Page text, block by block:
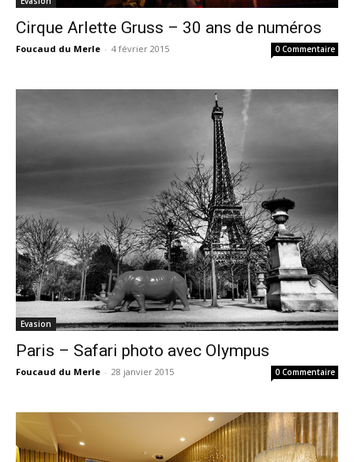
Cirque Arlette Gruss – 30 ans de numéros
Foucaud du Merle - 4 février 2015 0 Commentaire
Evasion
Paris – Safari photo avec Olympus
Foucaud du Merle - 28 janvier 2015 0 Commentaire